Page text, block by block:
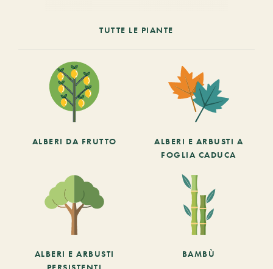
TUTTE LE PIANTE
ALBERI DA FRUTTO
ALBERI E ARBUSTI A
FOGLIA CADUCA
ALBERI E ARBUSTI
BAMBÙ